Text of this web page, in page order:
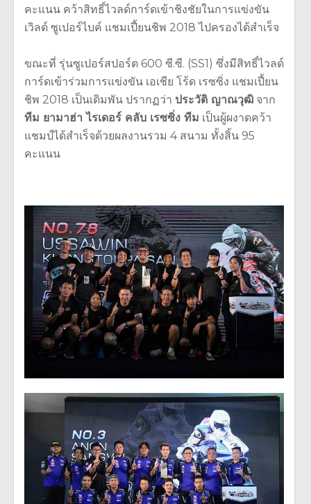
คะแนน คว้าสิทธิ์ไวลด์การ์ดเข้าชิงชัยในการแข่งขัน
เวิลด์ ซูเปอร์ไบค์ แชมเปี้ยนชิพ 2018 ไปครองได้สำเร็จ
ขณะที่ รุ่นซูเปอร์สปอร์ต 600 ซี.ซี. (SS1) ซึ่งมีสิทธิ์ไวลด์
การ์ดเข้าร่วมการแข่งขัน เอเชีย โร้ด เรซซิ่ง แชมเปี้ยน
ชิพ 2018 เป็นเดิมพัน ปรากฏว่า ประวัติ ญาณวุฒิ จาก
ทีม ยามาฮ่า ไรเดอร์ คลับ เรซซิ่ง ทีม เป็นผู้ผงาดคว้า
แชมป์ได้สำเร็จด้วยผลงานรวม 4 สนาม ทั้งสิ้น 95
คะแนน